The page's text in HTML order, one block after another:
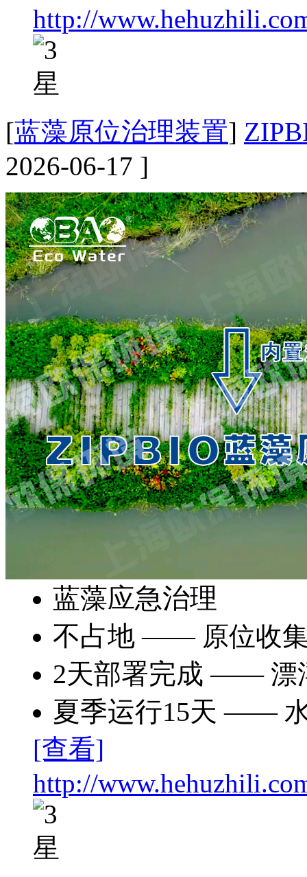
http://
[蓝藻原位治理装置]
2026-06-17 ]
蓝藻应急治理
不占地 —— 原位收集
2天部署完成 —— 漂
夏季运行15天 —— 水
[查看]
http://